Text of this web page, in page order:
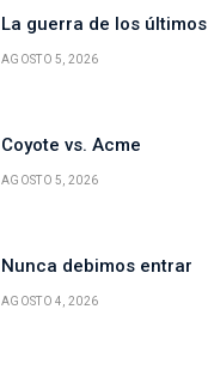
La guerra de los últimos
AGOSTO 5, 2026
Coyote vs. Acme
AGOSTO 5, 2026
Nunca debimos entrar
AGOSTO 4, 2026